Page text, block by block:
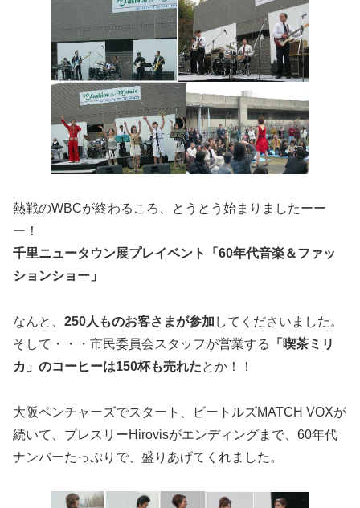
熱戦のWBCが終わるころ、とうとう始まりましたーー
ー！
千里ニュータウン展プレイベント「60年代音楽＆ファッ
ションショー」
なんと、 250人ものお客さまが参加 してくださいました。
そして・・・市民委員会スタッフが営業する
「喫茶ミリ
カ」のコーヒーは150杯も売れたとか！！
大阪ベンチャーズでスタート、ビートルズMATCH VOXが
続いて、プレスリーHirovisがエンディングまで、60年代
ナンバーたっぷりで、盛りあげてくれました。